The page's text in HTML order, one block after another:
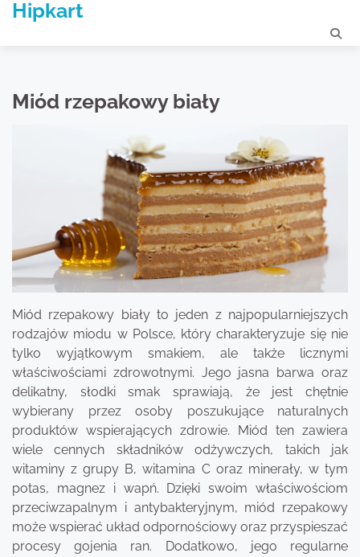
SkipHipkart
Miód rzepakowy biały
Miód rzepakowy biały to jeden z najpopularniejszych
rodzajów miodu w Polsce, który charakteryzuje się nie
tylko wyjątkowym smakiem, ale także licznymi
właściwościami zdrowotnymi. Jego jasna barwa oraz
delikatny, słodki smak sprawiają, że jest chętnie
wybierany przez osoby poszukujące naturalnych
produktów wspierających zdrowie. Miód ten zawiera
wiele cennych składników odżywczych, takich jak
witaminy z grupy B, witamina C oraz minerały, w tym
potas, magnez i wapń. Dzięki swoim właściwościom
przeciwzapalnym i antybakteryjnym, miód rzepakowy
może wspierać układ odpornościowy oraz przyspieszać
procesy gojenia ran. Dodatkowo, jego regularne